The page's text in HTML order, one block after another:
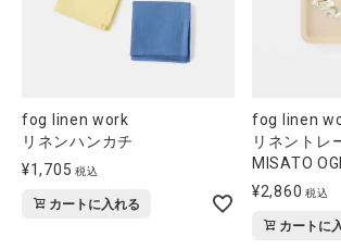
CONTENTS
ご利用ガイド
お問い合わせ
ショップリスト
fog linen work
リネンハンカチ
¥1,705 税込
カートに入れる
fog linen
リネントレ
MISATO
¥2,860 税込
カートに